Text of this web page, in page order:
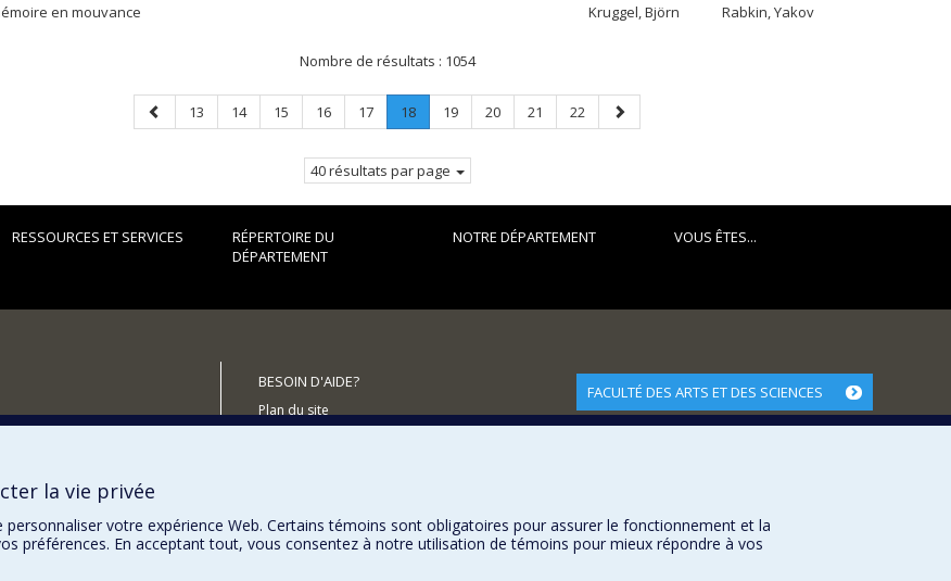
en mouvance Kruggel, Björn Rabkin, Yakov
Nombre de résultats : 1054
Page
précédente
Page
13 Page
14 Page
15 Page
16 Page
17 Page
18.
Page
Page
19 Page
20 Page
21 Page
22
Page
suivante
40 résultats par page
RESSOURCES ET SERVICES
RÉPERTOIRE DU
DÉPARTEMENT
NOTRE DÉPARTEMENT VOUS ÊTES...
BESOIN D'AIDE?
Plan du site
FACULTÉ DES ARTS ET DES SCIENCES
Nos départements et écoles
la vie privée
personnaliser votre expérience Web. Certains témoins sont obligatoires pour assurer le fonctionnement et la
préférences. En acceptant tout, vous consentez à notre utilisation de témoins pour mieux répondre à vos